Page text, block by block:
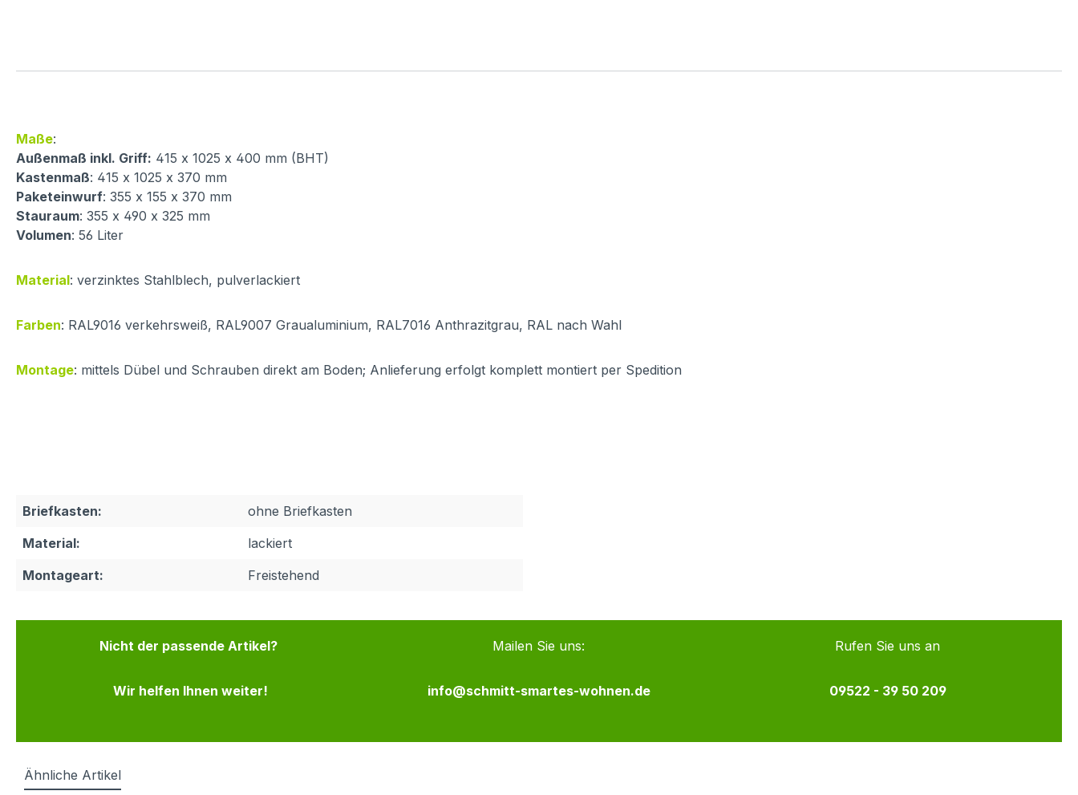
Maße:
Außenmaß inkl. Griff: 415 x 1025 x 400 mm (BHT)
Kastenmaß: 415 x 1025 x 370 mm
Paketeinwurf: 355 x 155 x 370 mm
Stauraum: 355 x 490 x 325 mm
Volumen: 56 Liter
Material: verzinktes Stahlblech, pulverlackiert
Farben: RAL9016 verkehrsweiß, RAL9007 Graualuminium, RAL7016 Anthrazitgrau, RAL nach Wahl
Montage: mittels Dübel und Schrauben direkt am Boden; Anlieferung erfolgt komplett montiert per Spedition
Briefkasten:
ohne Briefkasten
Material:
lackiert
Montageart:
Freistehend
Nicht der passende Artikel?
Wir helfen Ihnen weiter!
Mailen Sie uns:
info@schmitt-smartes-wohnen.de
Rufen Sie uns an
09522 - 39 50 209
Ähnliche Artikel